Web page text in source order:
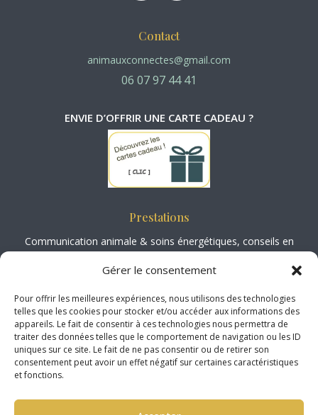
Gérer le consentement
Pour offrir les meilleures expériences, nous utilisons des technologies
telles que les cookies pour stocker et/ou accéder aux informations des
appareils. Le fait de consentir à ces technologies nous permettra de
traiter des données telles que le comportement de navigation ou les ID
uniques sur ce site. Le fait de ne pas consentir ou de retirer son
consentement peut avoir un effet négatif sur certaines caractéristiques
et fonctions.
Contact
animauxconnectes@gmail.com
06 07 97 44 41
ENVIE D’OFFRIR UNE CARTE CADEAU ?
Prestations
Communication animale & soins énergétiques, conseils en
podologie équine,ateliers / Formations.
Société Médiation Professionnelle
http://www.mediateur-consommation-smp.fr
2 Rue Marc Sangnier, 33130 Bègles